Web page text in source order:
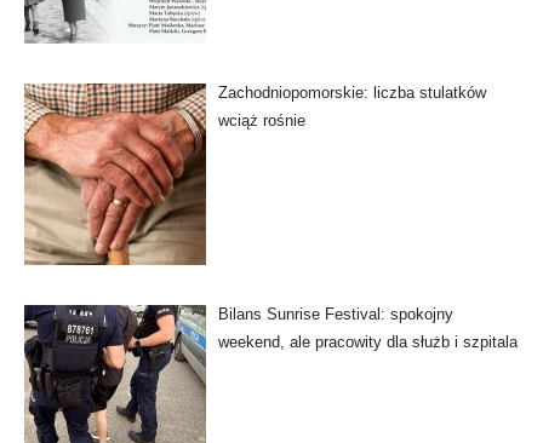
Zachodniopomorskie: liczba stulatków
wciąż rośnie
Bilans Sunrise Festival: spokojny
weekend, ale pracowity dla służb i szpitala